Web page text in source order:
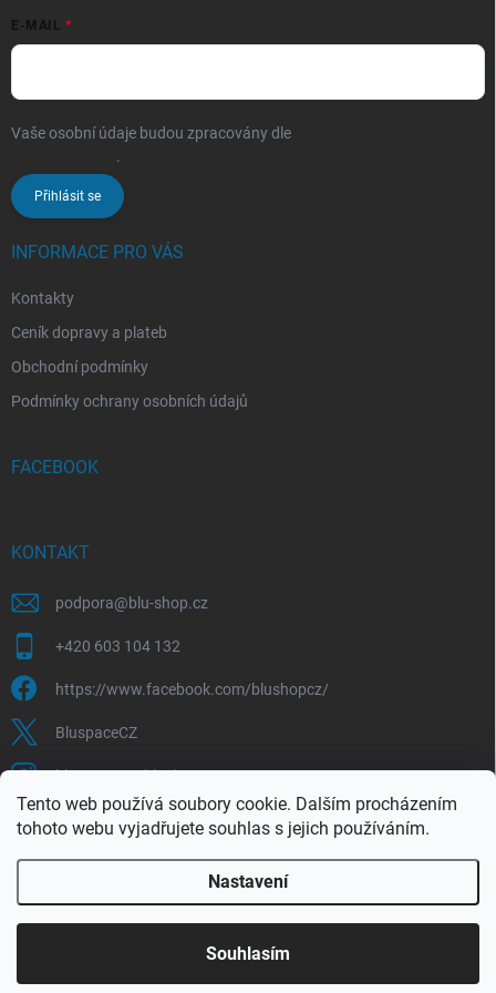
Tento web používá soubory cookie. Dalším procházením
tohoto webu vyjadřujete souhlas s jejich používáním.
Nastavení
Souhlasím
E-MAIL
Vaše osobní údaje budou zpracovány dle
.
Přihlásit se
INFORMACE PRO VÁS
Kontakty
Ceník dopravy a plateb
Obchodní podmínky
Podmínky ochrany osobních údajů
FACEBOOK
KONTAKT
podpora@blu-shop.cz
+420 603 104 132
https://www.facebook.com/blushopcz/
BluspaceCZ
bluspace.cz_blushop.cz
Blu-space.cz Blu-shop.cz Štěpán Čermák
Blu-shop.cz . Všechna práva vyhrazena.